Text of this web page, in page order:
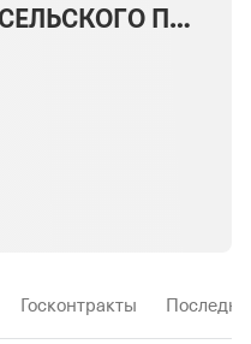
АДМИНИСТРАЦИЯ СЕЛЬСКОГО ПОСЕЛЕНИЯ ОРЛОВСКИЙ СЕЛЬСОВЕТ МУНИЦИПАЛЬНОГО РАЙОНА БЛАГОВЕЩЕНСКИЙ РАЙОН РЕСПУБЛИКИ БАШКОРТОСТАН
Госконтракты